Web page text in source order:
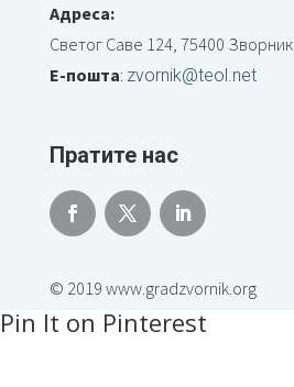
Адреса:
Светог Саве 124, 75400 Зворник
Е-пошта: zvornik@teol.net
Пратите нас
© 2019 www.gradzvornik.org
Pin It on Pinterest